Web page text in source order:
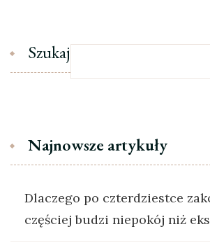
Szukaj
Najnowsze artykuły
Dlaczego po czterdziestce
częściej budzi niepokój niż